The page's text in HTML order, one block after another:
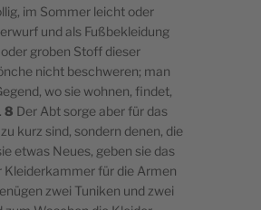
im Sommer leicht oder
und als Fußbekleidung
groben Stoff dieser
nicht beschweren; man
wo sie wohnen, findet,
8 Der Abt sorge aber für das
kurz sind, sondern denen, die
etwas Neues, geben sie das
Kleiderkammer für die Armen
zwei Tuniken und zwei